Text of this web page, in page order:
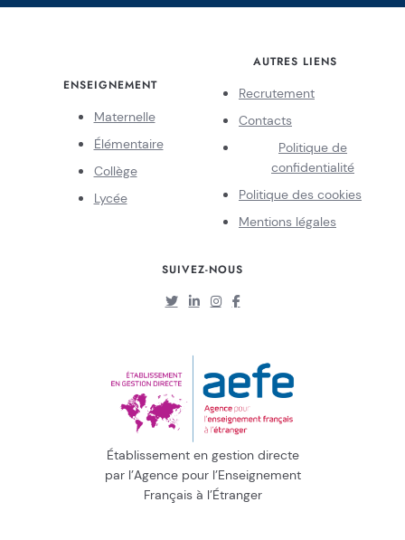
Établissement en gestion directe
par l’Agence pour l’Enseignement
Français à l’Étranger
ENSEIGNEMENT
Maternelle
Élémentaire
Collège
Lycée
AUTRES LIENS
Recrutement
Contacts
Politique de
confidentialité
Politique des cookies
Mentions légales
SUIVEZ-NOUS